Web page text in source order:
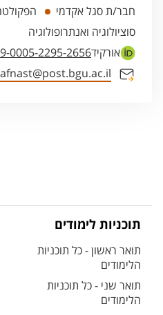
חבר/ת סגל אקדמי
סוציולוגיה ואנתרופולוגיה
אורקיד0005-2295-2656
תוכניות לימודים
תואר ראשון - כל תוכניות
הלימודים
תואר שני - כל תוכניות
הלימודים